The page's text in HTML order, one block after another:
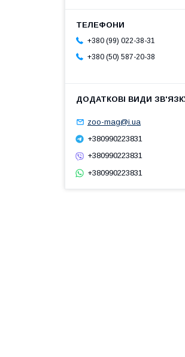
+380 (99) 022-38-31
+380 (50) 587-20-38
zoo-mag@i.ua
+380990223831
+380990223831
+380990223831